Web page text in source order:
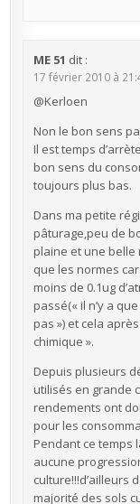
ME 51 dit :
17 février 2010 à
@Kerloen
Non le bon sens
Il est temps
bon sens du
toujours plus bas.
Dans ma petite
pâturage,peu de
plaine et une belle
que les normes
moins de 0.1ug
passé(« il n’y a
pas ») et cela
chimique ».
Depuis plusieurs
utilisés en grande
rendements ont
pour les
Pendant ce temps
aucune
culture!!!d’ailleurs
majorité des sols